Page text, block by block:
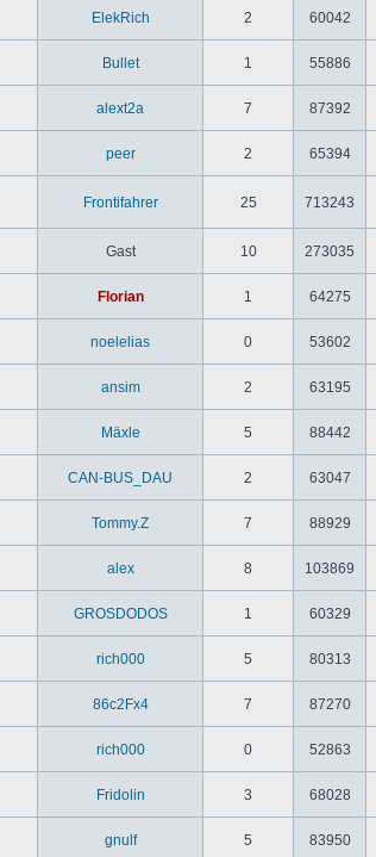
ElekRich 2 60042
Bullet 1 55886
alext2a 7 87392
peer 2 65394
Frontifahrer 25 713243
Gast 10 273035
Florian 1 64275
noelelias 0 53602
ansim 2 63195
Mäxle 5 88442
CAN-BUS_DAU 2 63047
Tommy.Z 7 88929
alex 8 103869
GROSDODOS 1 60329
rich000 5 80313
86c2Fx4 7 87270
rich000 0 52863
Fridolin 3 68028
gnulf 5 83950